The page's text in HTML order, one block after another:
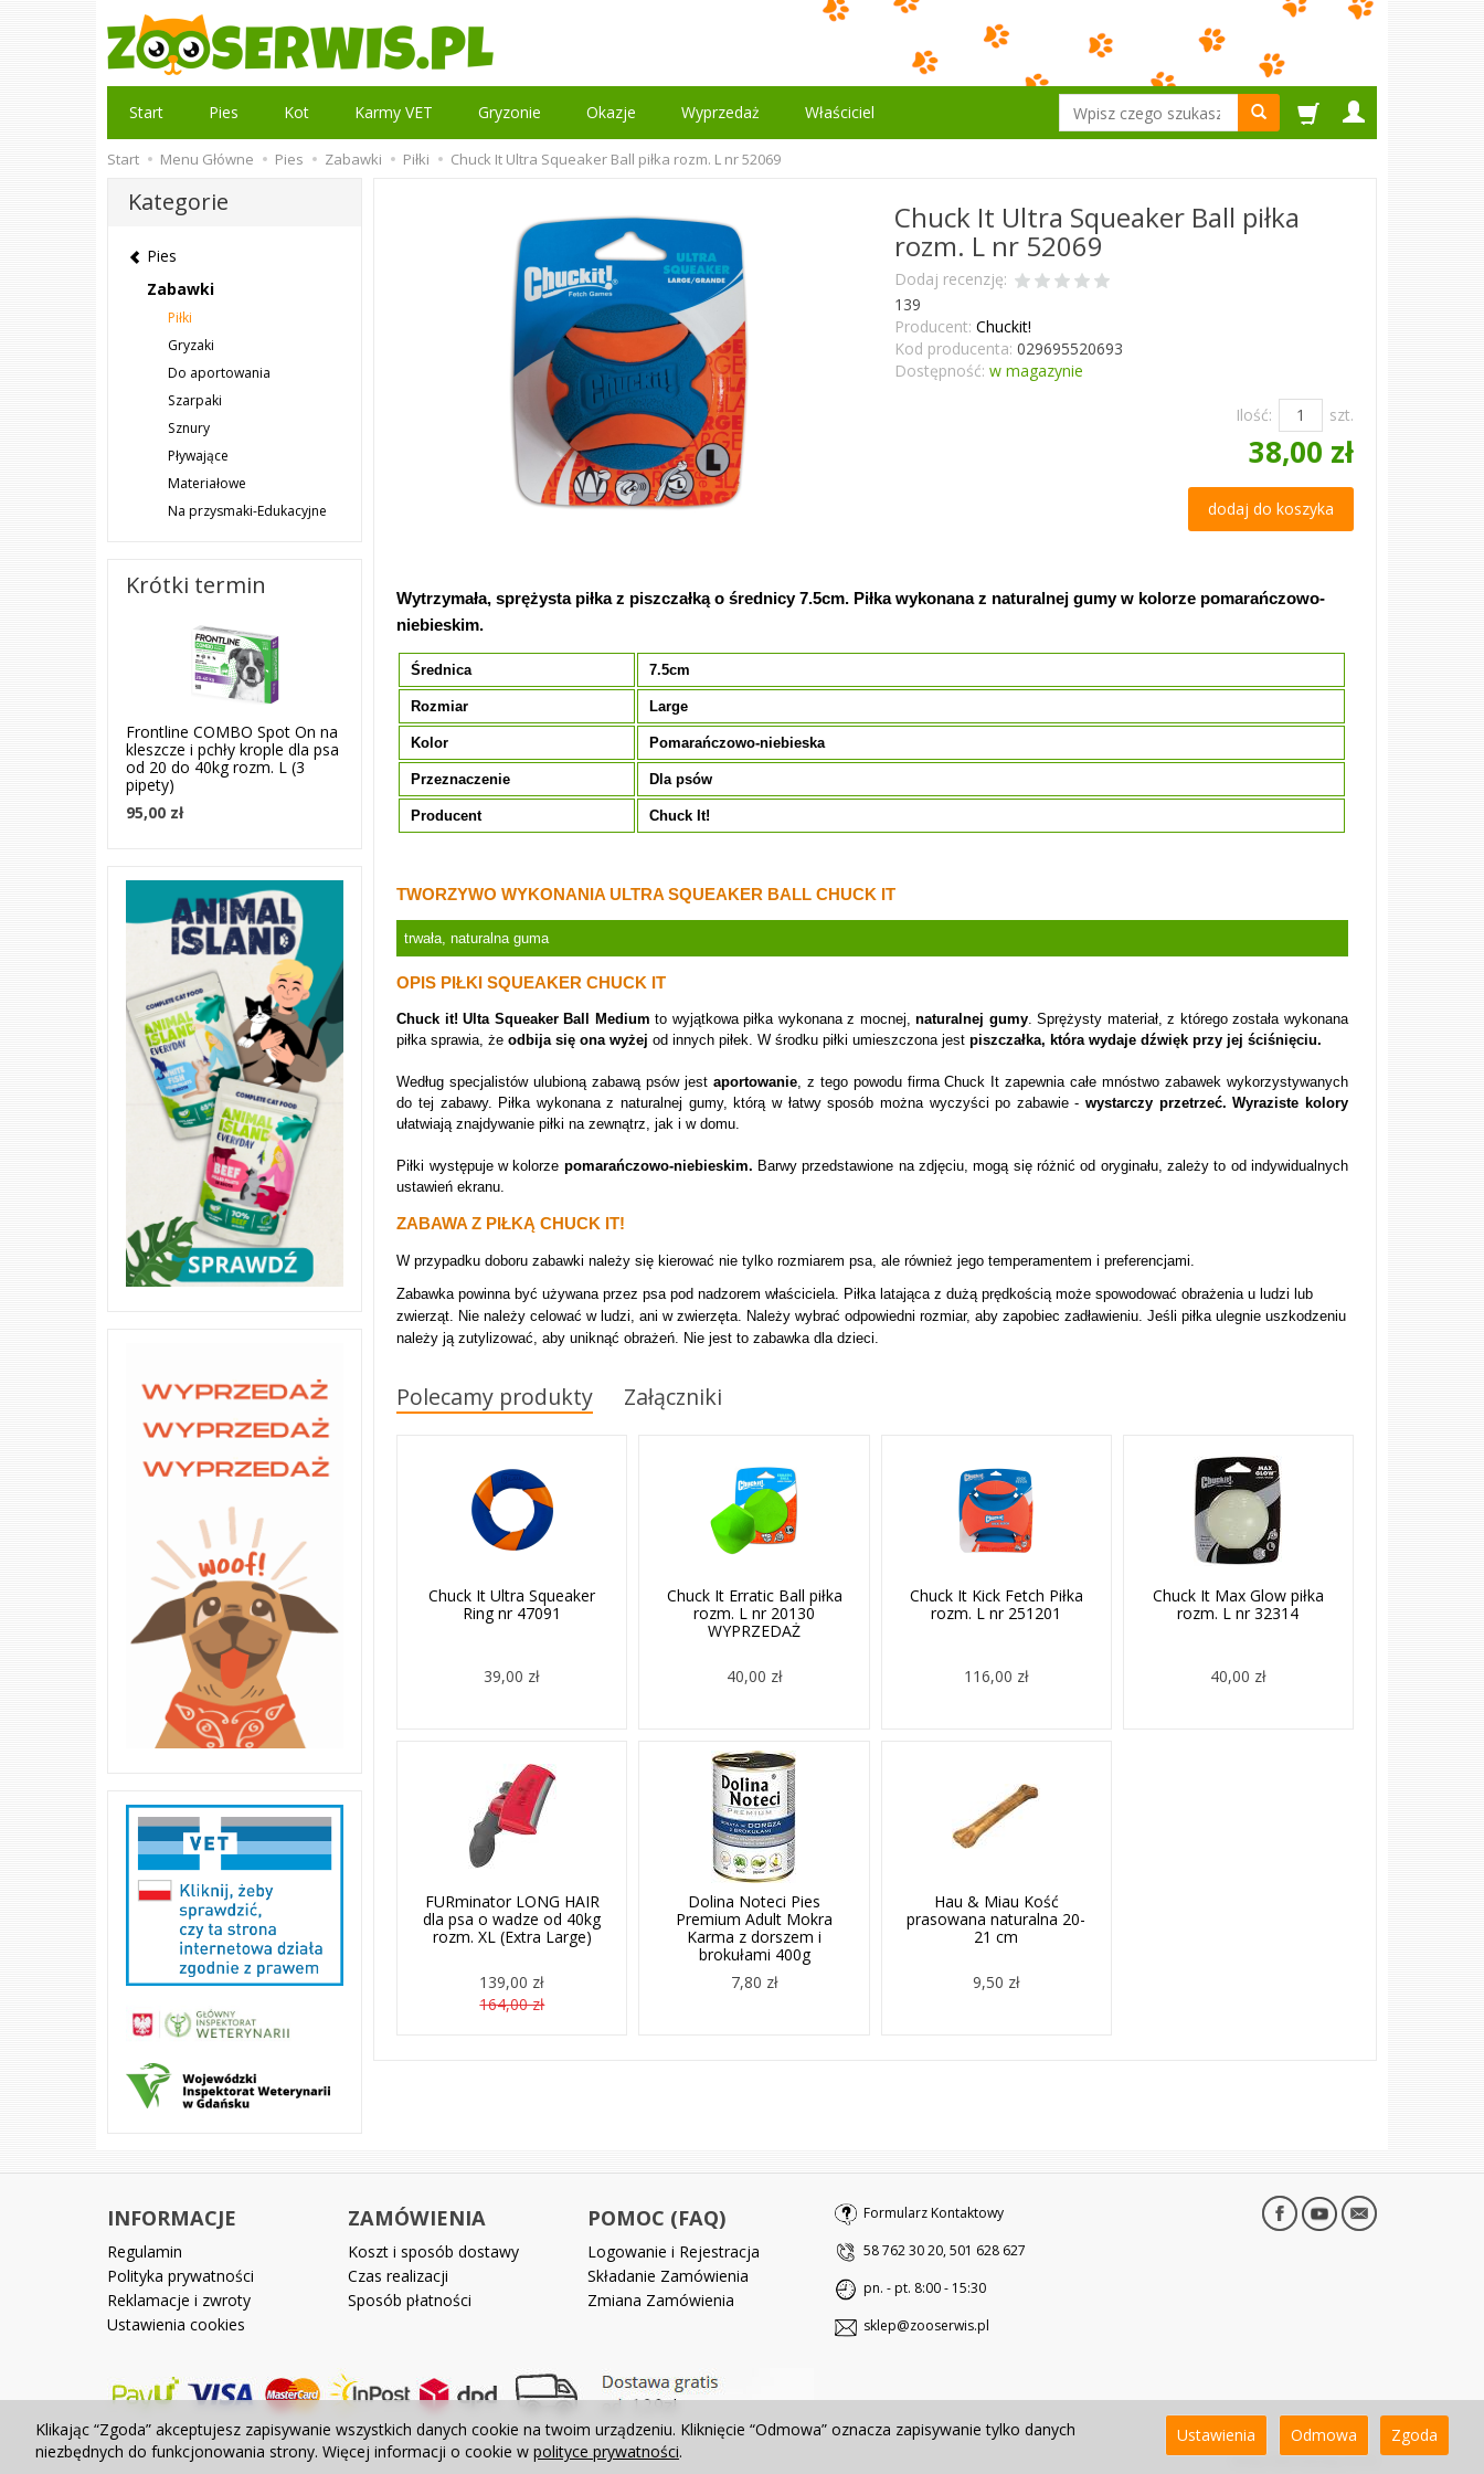
Wyszukaj
Start Pies Kot Karmy VET Gryzonie Okazje Wyprzedaż Właściciel
Start Menu Główne Pies Zabawki Piłki Chuck It Ultra Squeaker Ball piłka rozm. L nr 52069
Chuck It Ultra Squeaker Ball piłka
rozm. L nr 52069
Dodaj recenzję:
139
Producent: Chuckit!
Kod producenta: 029695520693
Dostępność: w magazynie
Ilość: szt.
38,00 zł
dodaj do koszyka
Wytrzymała, sprężysta piłka z piszczałką o średnicy 7.5cm. Piłka wykonana z naturalnej gumy w kolorze pomarańczowo-
niebieskim.
Średnica 7.5cm
Rozmiar Large
Kolor Pomarańczowo-niebieska
Przeznaczenie Dla psów
Producent Chuck It!
TWORZYWO WYKONANIA ULTRA SQUEAKER BALL CHUCK IT
trwała, naturalna guma
OPIS PIŁKI SQUEAKER CHUCK IT
Chuck it! Ulta Squeaker Ball Mediumto wyjątkowa piłka wykonana z mocnej,naturalnej gumy. Sprężysty materiał, z którego została wykonana
piłka sprawia, żeodbija się ona wyżej od innych piłek. W środku piłki umieszczona jest piszczałka, która wydaje dźwięk przy jej ściśnięciu.
Według specjalistów ulubioną zabawą psów jest aportowanie, z tego powodu firma Chuck It zapewnia całe mnóstwo zabawek wykorzystywanych
do tej zabawy. Piłka wykonana z naturalnej gumy, którą w łatwy sposób można wyczyści po zabawie -wystarczy przetrzeć. Wyraziste kolory
ułatwiają znajdywanie piłki na zewnątrz, jak i w domu.
Piłki występuje w kolorze pomarańczowo-niebieskim. Barwy przedstawione na zdjęciu, mogą się różnić od oryginału, zależy to od indywidualnych
ustawień ekranu.
ZABAWA Z PIŁKĄ CHUCK IT!
W przypadku doboru zabawki należy się kierować nie tylko rozmiarem psa, ale również jego temperamentem i preferencjami.
Zabawka powinna być używana przez psa pod nadzorem właściciela. Piłka latająca z dużą prędkością może spowodować obrażenia u ludzi lub
zwierząt. Nie należy celować w ludzi, ani w zwierzęta. Należy wybrać odpowiedni rozmiar, aby zapobiec zadławieniu. Jeśli piłka ulegnie uszkodzeniu
należy ją zutylizować, aby uniknąć obrażeń. Nie jest to zabawka dla dzieci.
Polecamy produkty Załączniki
Chuck It Ultra Squeaker
Ring nr 47091
39,00 zł
Chuck It Erratic Ball piłka
rozm. L nr 20130
WYPRZEDAŻ
40,00 zł
Chuck It Kick Fetch Piłka
rozm. L nr 251201
116,00 zł
Chuck It Max Glow piłka
rozm. L nr 32314
40,00 zł
FURminator LONG HAIR
dla psa o wadze od 40kg
rozm. XL (Extra Large)
139,00 zł
164,00 zł
Dolina Noteci Pies
Premium Adult Mokra
Karma z dorszem i
brokułami 400g
7,80 zł
Hau & Miau Kość
prasowana naturalna 20-
21 cm
9,50 zł
Kategorie
Pies
Zabawki
Piłki
Gryzaki
Do aportowania
Szarpaki
Sznury
Pływające
Materiałowe
Na przysmaki-Edukacyjne
Krótki termin
Frontline COMBO Spot On na
kleszcze i pchły krople dla psa
od 20 do 40kg rozm. L (3
pipety)
95,00 zł
INFORMACJE
Regulamin
Polityka prywatności
Reklamacje i zwroty
Ustawienia cookies
ZAMÓWIENIA
Koszt i sposób dostawy
Czas realizacji
Sposób płatności
POMOC (FAQ)
Logowanie i Rejestracja
Składanie Zamówienia
Zmiana Zamówienia
Formularz Kontaktowy
58 762 30 20, 501 628 627
pn. - pt. 8:00 - 15:30
sklep@zooserwis.pl
Sklep internetowy SOTE
Klikając “Zgoda” akceptujesz zapisywanie wszystkich danych cookie na twoim urządzeniu. Kliknięcie “Odmowa” oznacza zapisywanie tylko danych
niezbędnych do funkcjonowania strony. Więcej informacji o cookie w polityce prywatności.
Ustawienia Odmowa Zgoda